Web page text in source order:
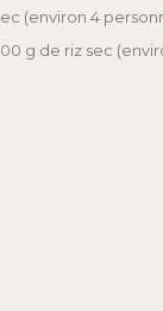
(environ 4
g de riz sec